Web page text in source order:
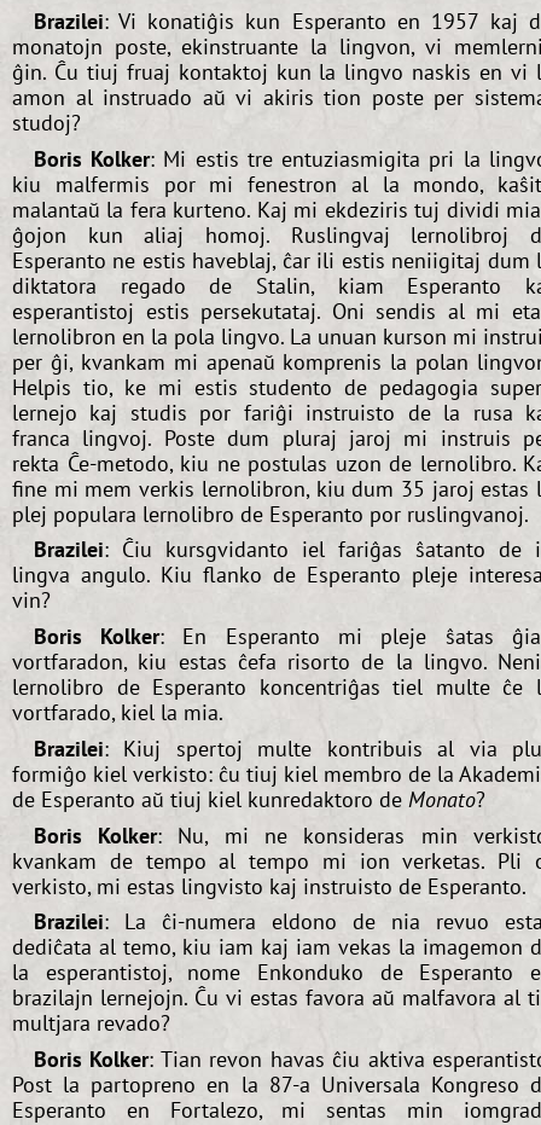
Brazilei: Vi konatiĝis kun Esperanto en 1957 kaj
monatojn poste, ekinstruante la lingvon, vi
ĝin. Ĉu tiuj fruaj kontaktoj kun la lingvo naskis en vi
amon al instruado aŭ vi akiris tion poste per
studoj?
Boris Kolker: Mi estis tre entuziasmigita pri la
kiu malfermis por mi fenestron al la mondo,
malantaŭ la fera kurteno. Kaj mi ekdeziris tuj dividi
ĝojon kun aliaj homoj. Ruslingvaj lernolibroj
Esperanto ne estis haveblaj, ĉar ili estis neniigitaj dum
diktatora regado de Stalin, kiam Esperanto
esperantistoj estis persekutataj. Oni sendis al mi
lernolibron en la pola lingvo. La unuan kurson mi
per ĝi, kvankam mi apenaŭ komprenis la polan
Helpis tio, ke mi estis studento de pedagogia
lernejo kaj studis por fariĝi instruisto de la rusa
franca lingvoj. Poste dum pluraj jaroj mi instruis
rekta Ĉe-metodo, kiu ne postulas uzon de lernolibro.
fine mi mem verkis lernolibron, kiu dum 35 jaroj estas
plej populara lernolibro de Esperanto por ruslingvanoj.
Brazilei: Ĉiu kursgvidanto iel fariĝas ŝatanto de
lingva angulo. Kiu flanko de Esperanto pleje
vin?
Boris Kolker: En Esperanto mi pleje ŝatas
vortfaradon, kiu estas ĉefa risorto de la lingvo.
lernolibro de Esperanto koncentriĝas tiel multe ĉe
vortfarado, kiel la mia.
Brazilei: Kiuj spertoj multe kontribuis al via
formiĝo kiel verkisto: ĉu tiuj kiel membro de la
de Esperanto aŭ tiuj kiel kunredaktoro de Monato?
Boris Kolker: Nu, mi ne konsideras min
kvankam de tempo al tempo mi ion verketas. Pli
verkisto, mi estas lingvisto kaj instruisto de Esperanto.
Brazilei: La ĉi-numera eldono de nia revuo
dediĉata al temo, kiu iam kaj iam vekas la imagemon
la esperantistoj, nome Enkonduko de Esperanto
brazilajn lernejojn. Ĉu vi estas favora aŭ malfavora al
multjara revado?
Boris Kolker: Tian revon havas ĉiu aktiva
Post la partopreno en la 87-a Universala Kongreso
Esperanto en Fortalezo, mi sentas min